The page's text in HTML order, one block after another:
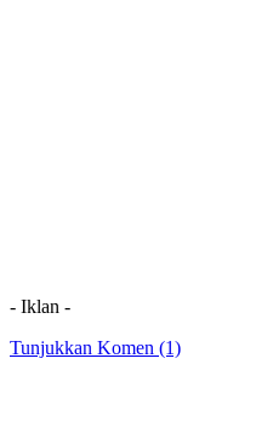
- Iklan -
Tunjukkan Komen (1)